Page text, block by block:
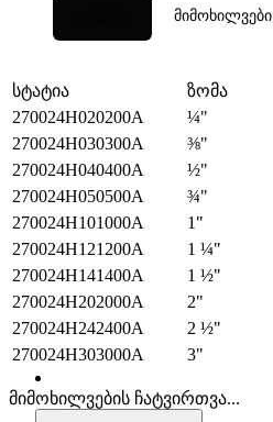
მიმოხილვები
სტატია ზომა
270024H020200A
¼"
270024H030300A
⅜"
270024H040400A
½"
270024H050500A
¾"
270024H101000A
1"
270024H121200A
1 ¼"
270024H141400A
1 ½"
270024H202000A
2"
270024H242400A
2 ½"
270024H303000A
3"
მიმოხილვების ჩატვირთვა...